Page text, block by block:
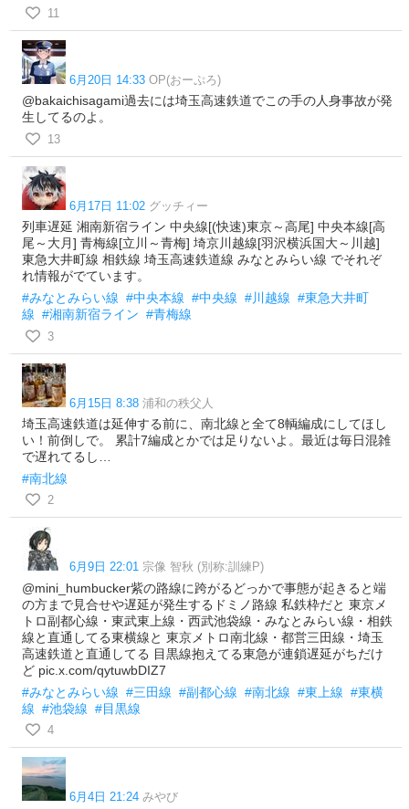
11
6月20日 14:33 OP(おーぷろ)
@bakaichisagami過去には埼玉高速鉄道でこの手の人身事故が発
生してるのよ。
13
6月17日 11:02 グッチィー
列車遅延 湘南新宿ライン 中央線[(快速)東京～高尾] 中央本線[高
尾～大月] 青梅線[立川～青梅] 埼京川越線[羽沢横浜国大～川越]
東急大井町線 相鉄線 埼玉高速鉄道線 みなとみらい線 でそれぞ
れ情報がでています。
#みなとみらい線 #中央本線 #中央線 #川越線 #東急大井町
線 #湘南新宿ライン #青梅線
3
6月15日 8:38 浦和の秩父人
埼玉高速鉄道は延伸する前に、南北線と全て8輌編成にしてほし
い！前倒しで。 累計7編成とかでは足りないよ。最近は毎日混雑
で遅れてるし…
#南北線
2
6月9日 22:01 宗像 智秋 (別称:訓練P)
@mini_humbucker紫の路線に跨がるどっかで事態が起きると端
の方まで見合せや遅延が発生するドミノ路線 私鉄枠だと 東京メ
トロ副都心線・東武東上線・西武池袋線・みなとみらい線・相鉄
線と直通してる東横線と 東京メトロ南北線・都営三田線・埼玉
高速鉄道と直通してる 目黒線抱えてる東急が連鎖遅延がちだけ
ど pic.x.com/qytuwbDIZ7
#みなとみらい線 #三田線 #副都心線 #南北線 #東上線 #東横
線 #池袋線 #目黒線
4
6月4日 21:24 みやび